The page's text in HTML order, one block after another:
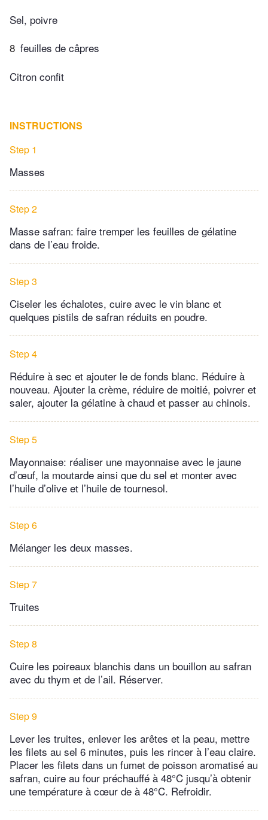
Sel, poivre
8 feuilles de câpres
Citron confit
INSTRUCTIONS
Step 1
Masses
Step 2
Masse safran: faire tremper les feuilles de gélatine
dans de l’eau froide.
Step 3
Ciseler les échalotes, cuire avec le vin blanc et
quelques pistils de safran réduits en poudre.
Step 4
Réduire à sec et ajouter le de fonds blanc. Réduire à
nouveau. Ajouter la crème, réduire de moitié, poivrer et
saler, ajouter la gélatine à chaud et passer au chinois.
Step 5
Mayonnaise: réaliser une mayonnaise avec le jaune
d’œuf, la moutarde ainsi que du sel et monter avec
l’huile d’olive et l’huile de tournesol.
Step 6
Mélanger les deux masses.
Step 7
Truites
Step 8
Cuire les poireaux blanchis dans un bouillon au safran
avec du thym et de l’ail. Réserver.
Step 9
Lever les truites, enlever les arêtes et la peau, mettre
les filets au sel 6 minutes, puis les rincer à l’eau claire.
Placer les filets dans un fumet de poisson aromatisé au
safran, cuire au four préchauffé à 48°C jusqu’à obtenir
une température à cœur de à 48°C. Refroidir.